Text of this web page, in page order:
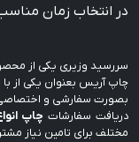
در انتخاب زمان
سررسید وزیری یکی از
چاپ آریس بعنوان یکی از
بصورت سفارشی و
دریافت سفارشات چاپ
مختلف برای تامین نیاز